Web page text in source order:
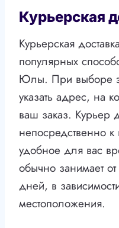
Курьерская
Курьерская
популярных
Юлы. При выборе
указать адрес, на
ваш заказ. Курьер
непосредственно
удобное для вас
обычно занимает
дней, в
местоположения.